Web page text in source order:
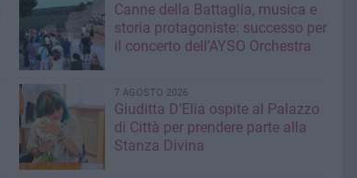
Canne della Battaglia, musica e
storia protagoniste: successo per
il concerto dell’AYSO Orchestra
7 AGOSTO 2026
Giuditta D’Elia ospite al Palazzo
di Città per prendere parte alla
Stanza Divina